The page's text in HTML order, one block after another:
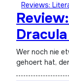
Reviews:
Wer noch nie etwas von diesem Buch oder seinem Autor
gehoert hat,